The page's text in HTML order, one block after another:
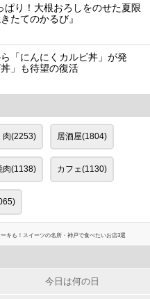
ぱり！大根おろしをのせた夏限
たてのかるび』
「にんにくカルビ丼」が発
」も待望の復活
肉(2253) 居酒屋(1804)
肉(1138) カフェ(1130)
キも！スイーツの名所・神戸で食べたいお店3選
今日は何の日